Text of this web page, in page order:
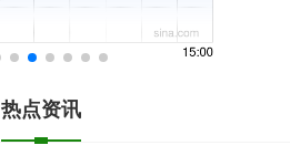
热点资讯